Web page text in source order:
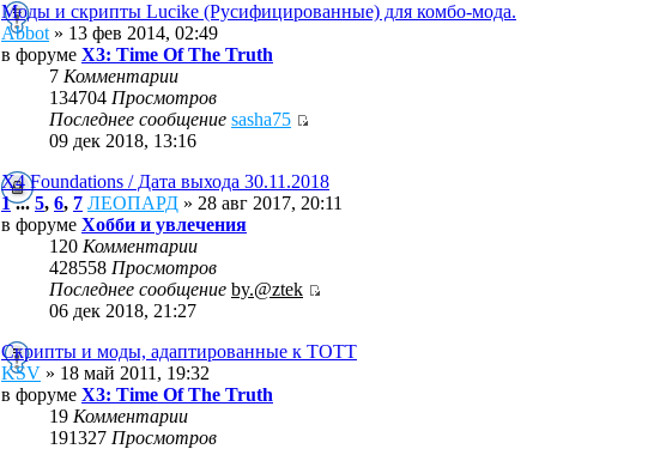
Моды и скрипты Lucike (Русифицированные) для комбо-мода.
Abbot » 13 фев 2014, 02:49
в форуме X3: Time Of The Truth
7 Комментарии
134704 Просмотров
Последнее сообщение sasha75
09 дек 2018, 13:16
X4 Foundations / Дата выхода 30.11.2018
1...5, 6, 7 ЛЕОПАРД » 28 авг 2017, 20:11
в форуме Хобби и увлечения
120 Комментарии
428558 Просмотров
Последнее сообщение by.@ztek
06 дек 2018, 21:27
Скрипты и моды, адаптированные к ТОТТ
KSV » 18 май 2011, 19:32
в форуме X3: Time Of The Truth
19 Комментарии
191327 Просмотров